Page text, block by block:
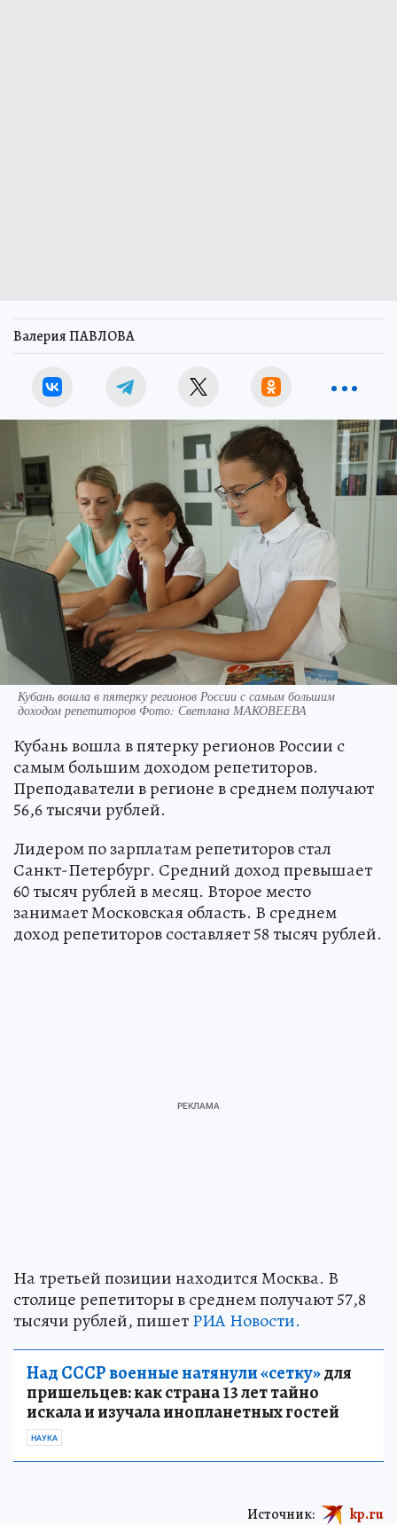
Валерия ПАВЛОВА
Кубань вошла в пятерку регионов России с самым большим
доходом репетиторов Фото: Светлана МАКОВЕЕВА
Кубань вошла в пятерку регионов России с
самым большим доходом репетиторов.
Преподаватели в регионе в среднем получают
56,6 тысячи рублей.
Лидером по зарплатам репетиторов стал
Санкт-Петербург. Средний доход превышает
60 тысяч рублей в месяц. Второе место
занимает Московская область. В среднем
доход репетиторов составляет 58 тысяч рублей.
На третьей позиции находится Москва. В
столице репетиторы в среднем получают 57,8
тысячи рублей, пишетРИА Новости.
Над СССР военные натянули «сетку»для
пришельцев: как страна 13 лет тайно
искала и изучала инопланетных гостей
НАУКА
Источник: kp.ru